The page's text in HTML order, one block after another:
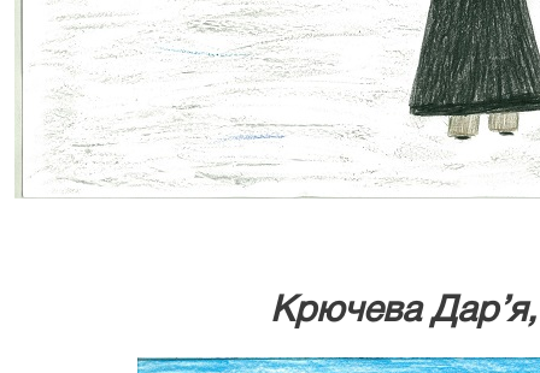
Крючева Дар’я,